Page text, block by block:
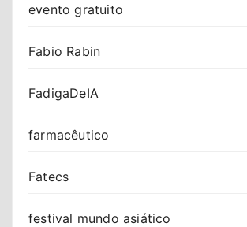
evento gratuito
Fabio Rabin
FadigaDeIA
farmacêutico
Fatecs
festival mundo asiático